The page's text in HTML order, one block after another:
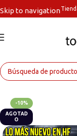
Skip to navigation
Inicio Radios Base/
-10%
AGOTAD
O